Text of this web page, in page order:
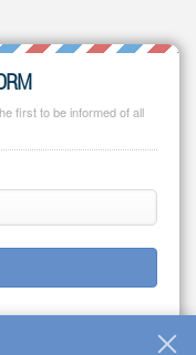
first to be informed of all